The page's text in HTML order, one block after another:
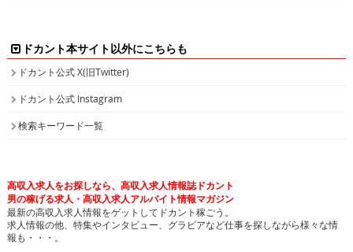
ドカント本サイト以外にこちらも
ドカント公式 X(旧Twitter)
ドカント公式 Instagram
検索キーワード一覧
高収入求人をお探しなら、高収入求人情報誌ドカント
男の稼げる求人・高収入求人アルバイト情報マガジン
最新の高収入求人情報をゲットしてドカント稼ごう。
求人情報の他、特集やインタビュー、グラビアなど仕事を探しながら様々な情
報も・・・。